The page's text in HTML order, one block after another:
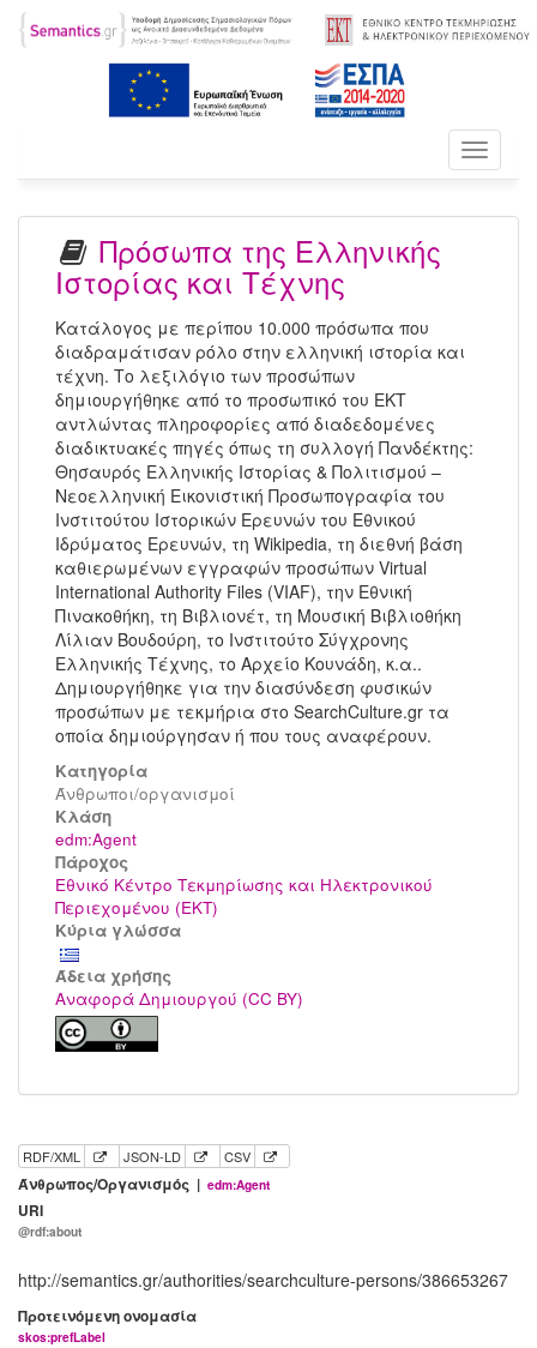
Toggle
Πρόσωπα της Ελληνικής
Ιστορίας και Τέχνης
Κατάλογος με περίπου 10.000 πρόσωπα που
διαδραμάτισαν ρόλο στην ελληνική ιστορία και
τέχνη. Το λεξιλόγιο των προσώπων
δημιουργήθηκε από το προσωπικό του ΕΚΤ
αντλώντας πληροφορίες από διαδεδομένες
διαδικτυακές πηγές όπως τη συλλογή Πανδέκτης:
Θησαυρός Ελληνικής Ιστορίας & Πολιτισμού –
Νεοελληνική Εικονιστική Προσωπογραφία του
Ινστιτούτου Ιστορικών Ερευνών του Εθνικού
Ιδρύματος Ερευνών, τη Wikipedia, τη διεθνή βάση
καθιερωμένων εγγραφών προσώπων Virtual
International Authority Files (VIAF), την Εθνική
Πινακοθήκη, τη Βιβλιονέτ, τη Μουσική Βιβλιοθήκη
Λίλιαν Βουδούρη, το Ινστιτούτο Σύγχρονης
Ελληνικής Τέχνης, το Αρχείο Κουνάδη, κ.α..
Δημιουργήθηκε για την διασύνδεση φυσικών
προσώπων με τεκμήρια στο SearchCulture.gr τα
οποία δημιούργησαν ή που τους αναφέρουν.
Κατηγορία
Άνθρωποι/οργανισμοί
Kλάση
edm:Agent
Πάροχος
Εθνικό Κέντρο Τεκμηρίωσης και Ηλεκτρονικού
Περιεχομένου (ΕΚΤ)
Κύρια γλώσσα
Άδεια χρήσης
Αναφορά Δημιουργού (CC BY)
RDF/XML JSON-LD CSV
Άνθρωπος/Οργανισμός | edm:Agent
URI
@rdf:about
http://semantics.gr/authorities/searchculture-persons/386653267
Προτεινόμενη ονομασία
skos:prefLabel